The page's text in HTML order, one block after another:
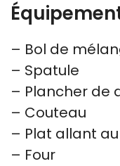
– Bol de
– Spatule
– Plancher de
– Couteau
– Plat allant
– Four